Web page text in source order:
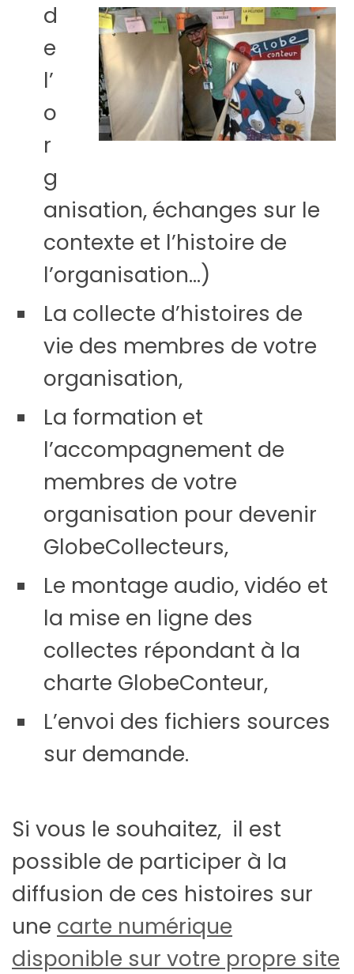
d
e
l’
o
r
g
anisation, échanges sur le
contexte et l’histoire de
l’organisation…)
La collecte d’histoires de
vie des membres de votre
organisation,
La formation et
l’accompagnement de
membres de votre
organisation pour devenir
GlobeCollecteurs,
Le montage audio, vidéo et
la mise en ligne des
collectes répondant à la
charte GlobeConteur,
L’envoi des fichiers sources
sur demande.
Si vous le souhaitez, il est
possible de participer à la
diffusion de ces histoires sur
une carte numérique
disponible sur votre propre site